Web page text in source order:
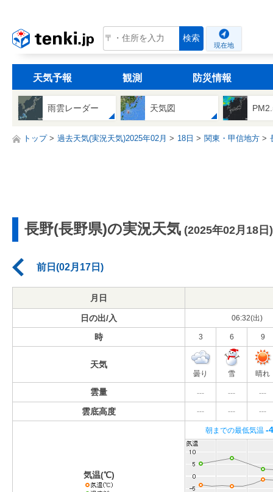
tenki.jp 検索
現在地
天気予報 観測 防災情報
雨雲レーダー 天気図
トップ 過去天気(実況天気)2025年02月 18日 関東・甲信地方
長野(長野県)の実況天気 (2025年02月18日)
前日(02月17日)
月日
日の出/入 06:32(出)
時 3 6 9
天気
曇り 雪 晴れ
雲量 --- --- ---
雲底高度 --- --- ---
気温(℃)
朝までの最低気温 -